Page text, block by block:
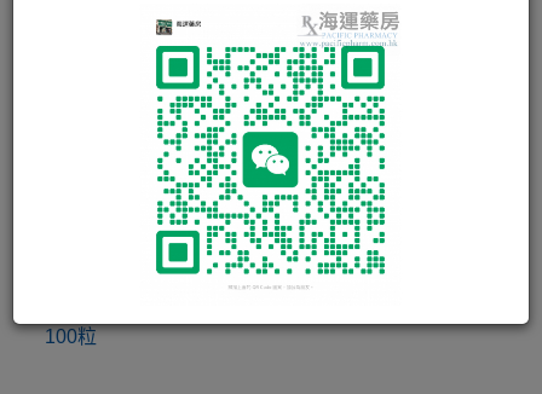
TACROLIMUS SANDOZ CAP 0·5MG
100粒